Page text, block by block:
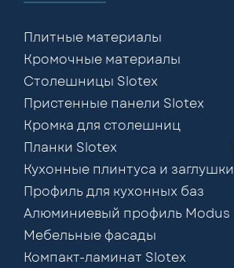
Плитные материалы
Кромочные материалы
Столешницы Slotex
Пристенные панели Slotex
Кромка для столешниц
Планки Slotex
Кухонные плинтуса и заглушки
Профиль для кухонных баз
Алюминиевый профиль Modus
Мебельные фасады
Компакт-ламинат Slotex